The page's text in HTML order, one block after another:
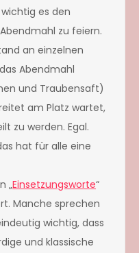
es den
zu feiern.
an einzelnen
Abendmahl
und Traubensaft)
am Platz wartet,
zu werden. Egal.
hat für alle eine
„Einsetzungsworte“
Manche sprechen
wichtig, dass
und klassische